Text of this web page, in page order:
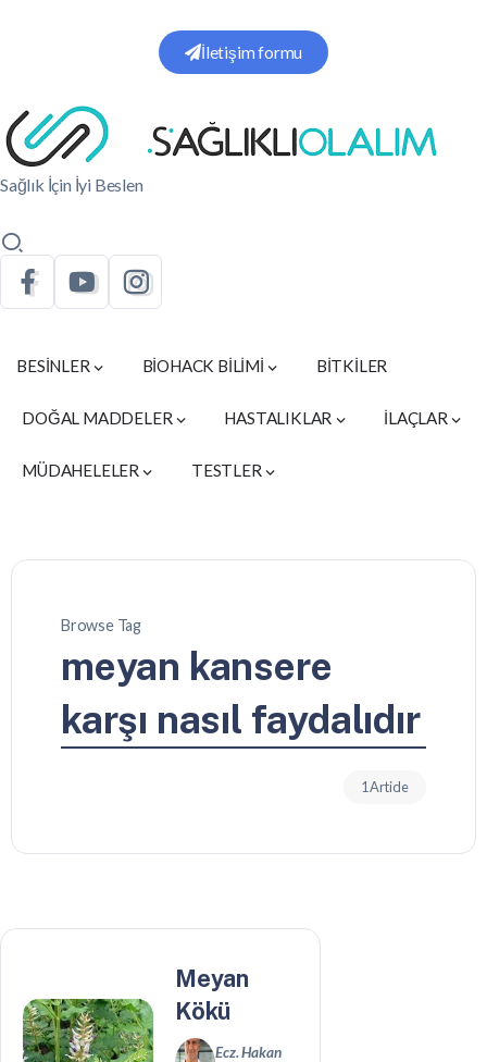
İletişim formu
Sağlık İçin İyi Beslen
BESİNLER BİOHACK BİLİMİ BİTKİLER
DOĞAL MADDELER HASTALIKLAR İLAÇLAR
MÜDAHELELER TESTLER
Browse Tag
meyan kansere
karşı nasıl faydalıdır
1 Article
Meyan
Kökü
Ecz. Hakan